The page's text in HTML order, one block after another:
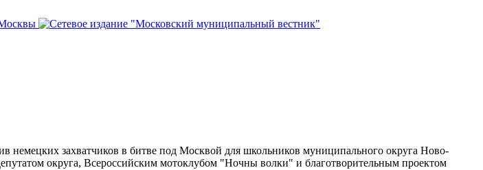
немецких захватчиков в битве под Москвой для школьников муниципального округа Ново-
округа, Всероссийским мотоклубом "Ночны волки" и благотворительным проектом